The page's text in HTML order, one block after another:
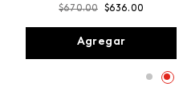
$670.00 $636.00
Agregar